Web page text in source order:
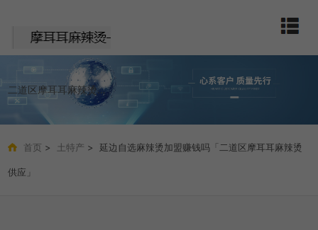
二道区摩耳耳麻辣烫店
首页 > 土特产 > 延边自选麻辣烫加盟赚钱吗「二道区摩耳耳麻辣烫
供应」